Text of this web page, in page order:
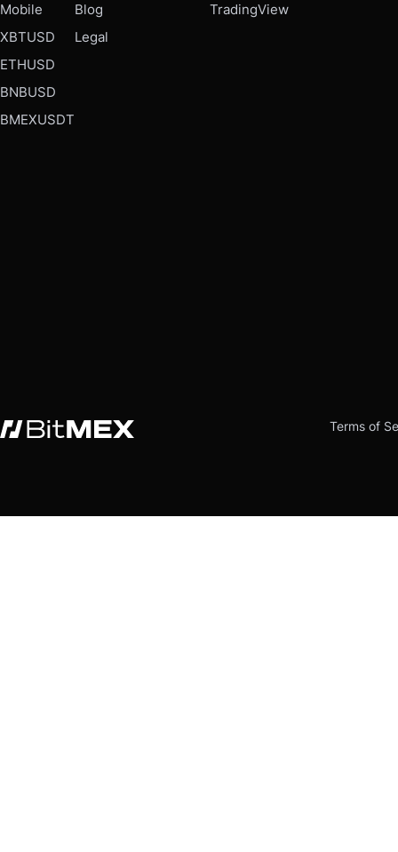
Mobile
XBTUSD
ETHUSD
BNBUSD
BMEXUSDT
Blog
Legal
TradingView
Terms of